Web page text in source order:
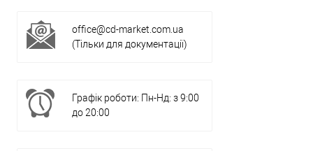
office@cd-market.com.ua
(Тільки для документації)
Графік роботи: Пн-Нд: з 9:00
до 20:00